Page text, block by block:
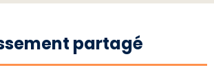
partagé